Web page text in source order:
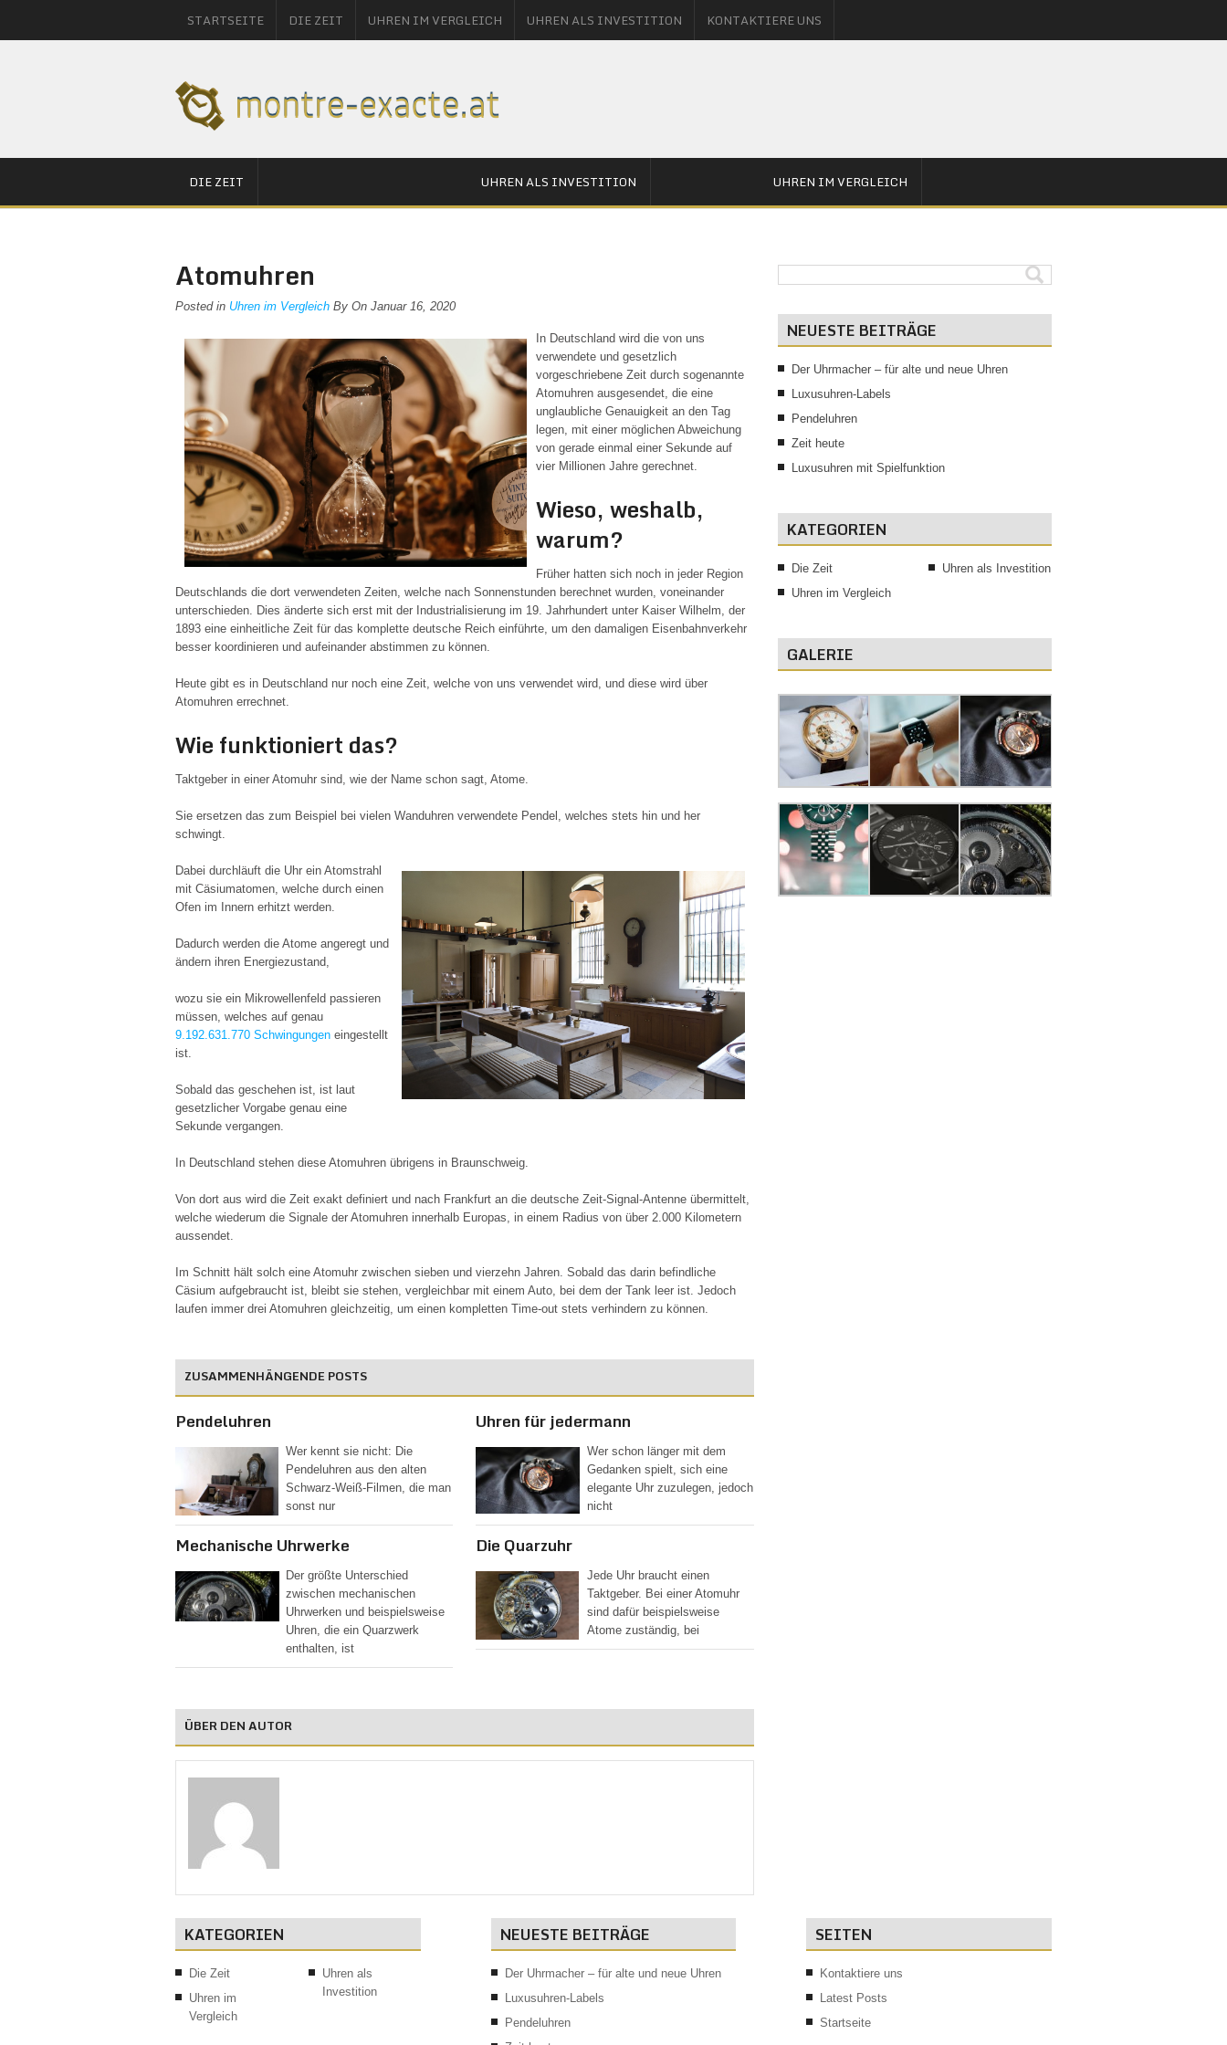
STARTSEITE DIE ZEIT UHREN IM VERGLEICH UHREN ALS INVESTITION KONTAKTIERE UNS
DIE ZEIT UHREN ALS INVESTITION UHREN IM VERGLEICH
Atomuhren
Posted in Uhren im Vergleich By On Januar 16, 2020
In Deutschland wird die von uns
verwendete und gesetzlich
vorgeschriebene Zeit durch sogenannte
Atomuhren ausgesendet, die eine
unglaubliche Genauigkeit an den Tag
legen, mit einer möglichen Abweichung
von gerade einmal einer Sekunde auf
vier Millionen Jahre gerechnet.
Wieso, weshalb,
warum?
Früher hatten sich noch in jeder Region
Deutschlands die dort verwendeten Zeiten, welche nach Sonnenstunden berechnet wurden, voneinander
unterschieden. Dies änderte sich erst mit der Industrialisierung im 19. Jahrhundert unter Kaiser Wilhelm, der
1893 eine einheitliche Zeit für das komplette deutsche Reich einführte, um den damaligen Eisenbahnverkehr
besser koordinieren und aufeinander abstimmen zu können.
Heute gibt es in Deutschland nur noch eine Zeit, welche von uns verwendet wird, und diese wird über
Atomuhren errechnet.
Wie funktioniert das?
Taktgeber in einer Atomuhr sind, wie der Name schon sagt, Atome.
Sie ersetzen das zum Beispiel bei vielen Wanduhren verwendete Pendel, welches stets hin und her
schwingt.
Dabei durchläuft die Uhr ein Atomstrahl
mit Cäsiumatomen, welche durch einen
Ofen im Innern erhitzt werden.
Dadurch werden die Atome angeregt und
ändern ihren Energiezustand,
wozu sie ein Mikrowellenfeld passieren
müssen, welches auf genau
9.192.631.770 Schwingungen eingestellt
ist.
Sobald das geschehen ist, ist laut
gesetzlicher Vorgabe genau eine
Sekunde vergangen.
In Deutschland stehen diese Atomuhren übrigens in Braunschweig.
Von dort aus wird die Zeit exakt definiert und nach Frankfurt an die deutsche Zeit-Signal-Antenne übermittelt,
welche wiederum die Signale der Atomuhren innerhalb Europas, in einem Radius von über 2.000 Kilometern
aussendet.
Im Schnitt hält solch eine Atomuhr zwischen sieben und vierzehn Jahren. Sobald das darin befindliche
Cäsium aufgebraucht ist, bleibt sie stehen, vergleichbar mit einem Auto, bei dem der Tank leer ist. Jedoch
laufen immer drei Atomuhren gleichzeitig, um einen kompletten Time-out stets verhindern zu können.
Pendeluhren
Wer kennt sie nicht: Die
Pendeluhren aus den alten
Schwarz-Weiß-Filmen, die man
sonst nur
Uhren für jedermann
Wer schon länger mit dem
Gedanken spielt, sich eine
elegante Uhr zuzulegen, jedoch
nicht
Mechanische Uhrwerke
Der größte Unterschied
zwischen mechanischen
Uhrwerken und beispielsweise
Uhren, die ein Quarzwerk
enthalten, ist
Die Quarzuhr
Jede Uhr braucht einen
Taktgeber. Bei einer Atomuhr
sind dafür beispielsweise
Atome zuständig, bei
NEUESTE BEITRÄGE
Der Uhrmacher – für alte und neue Uhren
Luxusuhren-Labels
Pendeluhren
Zeit heute
Luxusuhren mit Spielfunktion
KATEGORIEN
Die Zeit
Uhren als Investition
Uhren im Vergleich
GALERIE
KATEGORIEN
Die Zeit
Uhren als
Investition
Uhren im
Vergleich
NEUESTE BEITRÄGE
Der Uhrmacher – für alte und neue Uhren
Luxusuhren-Labels
Pendeluhren
SEITEN
Kontaktiere uns
Latest Posts
Startseite